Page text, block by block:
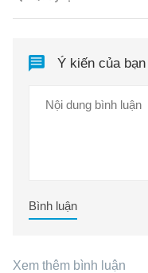
Ý kiến của bạn
Bình luận
Xem thêm bình luận